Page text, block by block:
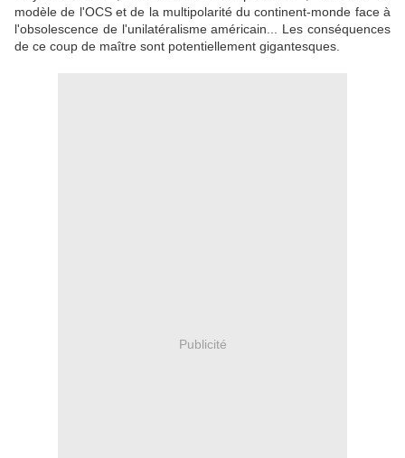
modèle de l'OCS et de la multipolarité du continent-monde face à
l'obsolescence de l'unilatéralisme américain... Les conséquences
de ce coup de maître sont potentiellement gigantesques.
Publicité